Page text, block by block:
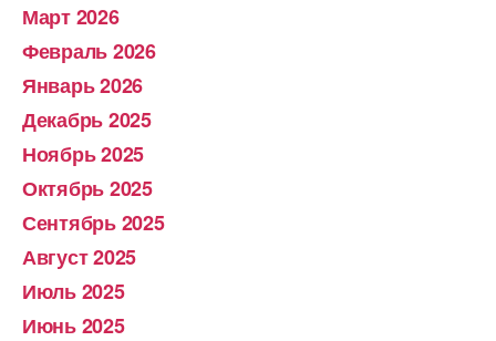
Март 2026
Февраль 2026
Январь 2026
Декабрь 2025
Ноябрь 2025
Октябрь 2025
Сентябрь 2025
Август 2025
Июль 2025
Июнь 2025